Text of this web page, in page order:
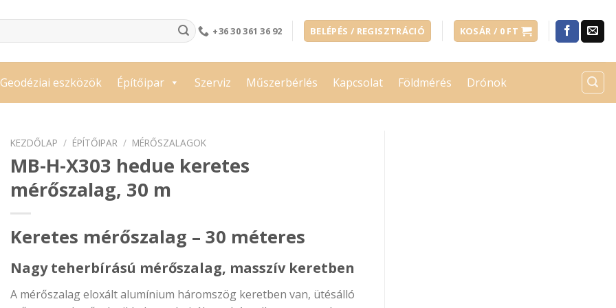
+36 30 361 36 92 BELÉPÉS / REGISZTRÁCIÓ KOSÁR / 0 FT
Geodéziai eszközök Építőipar Szerviz Műszerbérlés Kapcsolat Földmérés Drónok
KEZDŐLAP / ÉPÍTŐIPAR / MÉRŐSZALAGOK
MB-H-X303 hedue keretes
mérőszalag, 30 m
Keretes mérőszalag – 30 méteres
Nagy teherbírású mérőszalag, masszív keretben
A mérőszalag eloxált alumínium háromszög keretben van, ütésálló